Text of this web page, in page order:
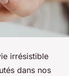
irrésistible
dans nos